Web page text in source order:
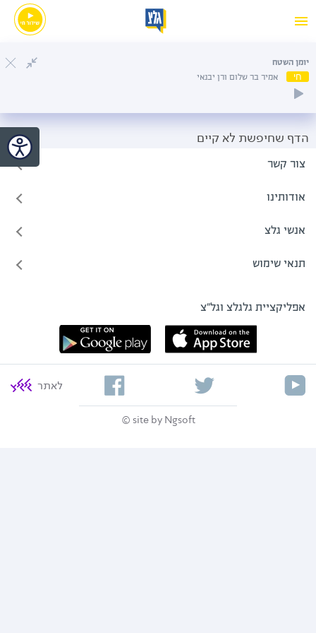
יומן השטח
חי אמיר בר שלום ורן יבנאי
הדף שחיפשת לא קיים
צור קשר
אודותינו
אנשי גלצ
תנאי שימוש
אפליקציית גלגלצ וגל"צ
site by Ngsoft ©
לאתר